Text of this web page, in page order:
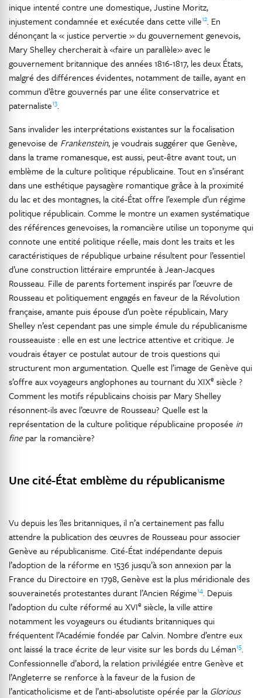
inique intenté contre une domestique, Justine Moritz,
injustement condamnée et exécutée dans cette ville12. En
dénonçant la « justice pervertie » du gouvernement genevois,
Mary Shelley chercherait à «faire un parallèle» avec le
gouvernement britannique des années 1816-1817, les deux États,
malgré des différences évidentes, notamment de taille, ayant en
commun d’être gouvernés par une élite conservatrice et
paternaliste13.
Sans invalider les interprétations existantes sur la focalisation
genevoise de Frankenstein, je voudrais suggérer que Genève,
dans la trame romanesque, est aussi, peut-être avant tout, un
emblème de la culture politique républicaine. Tout en s’insérant
dans une esthétique paysagère romantique grâce à la proximité
du lac et des montagnes, la cité-État offre l’exemple d’un régime
politique républicain. Comme le montre un examen systématique
des références genevoises, la romancière utilise un toponyme qui
connote une entité politique réelle, mais dont les traits et les
caractéristiques de république urbaine résultent pour l’essentiel
d’une construction littéraire empruntée à Jean-Jacques
Rousseau. Fille de parents fortement inspirés par l’œuvre de
Rousseau et politiquement engagés en faveur de la Révolution
française, amante puis épouse d’un poète républicain, Mary
Shelley n’est cependant pas une simple émule du républicanisme
rousseauiste : elle en est une lectrice attentive et critique. Je
voudrais étayer ce postulat autour de trois questions qui
structurent mon argumentation. Quelle est l’image de Genève qui
s’offre aux voyageurs anglophones au tournant du XIXe siècle ?
Comment les motifs républicains choisis par Mary Shelley
résonnent-ils avec l’œuvre de Rousseau? Quelle est la
représentation de la culture politique républicaine proposée in
fine par la romancière?
Une cité-État emblème du républicanisme
Vu depuis les îles britanniques, il n’a certainement pas fallu
attendre la publication des œuvres de Rousseau pour associer
Genève au républicanisme. Cité-État indépendante depuis
l’adoption de la réforme en 1536 jusqu’à son annexion par la
France du Directoire en 1798, Genève est la plus méridionale des
souverainetés protestantes durant l’Ancien Régime14. Depuis
l’adoption du culte réformé au XVIe siècle, la ville attire
notamment les voyageurs ou étudiants britanniques qui
fréquentent l’Académie fondée par Calvin. Nombre d’entre eux
ont laissé la trace écrite de leur visite sur les bords du Léman15.
Confessionnelle d’abord, la relation privilégiée entre Genève et
l’Angleterre se renforce à la faveur de la fusion de
l’anticatholicisme et de l’anti-absolutiste opérée par la Glorious